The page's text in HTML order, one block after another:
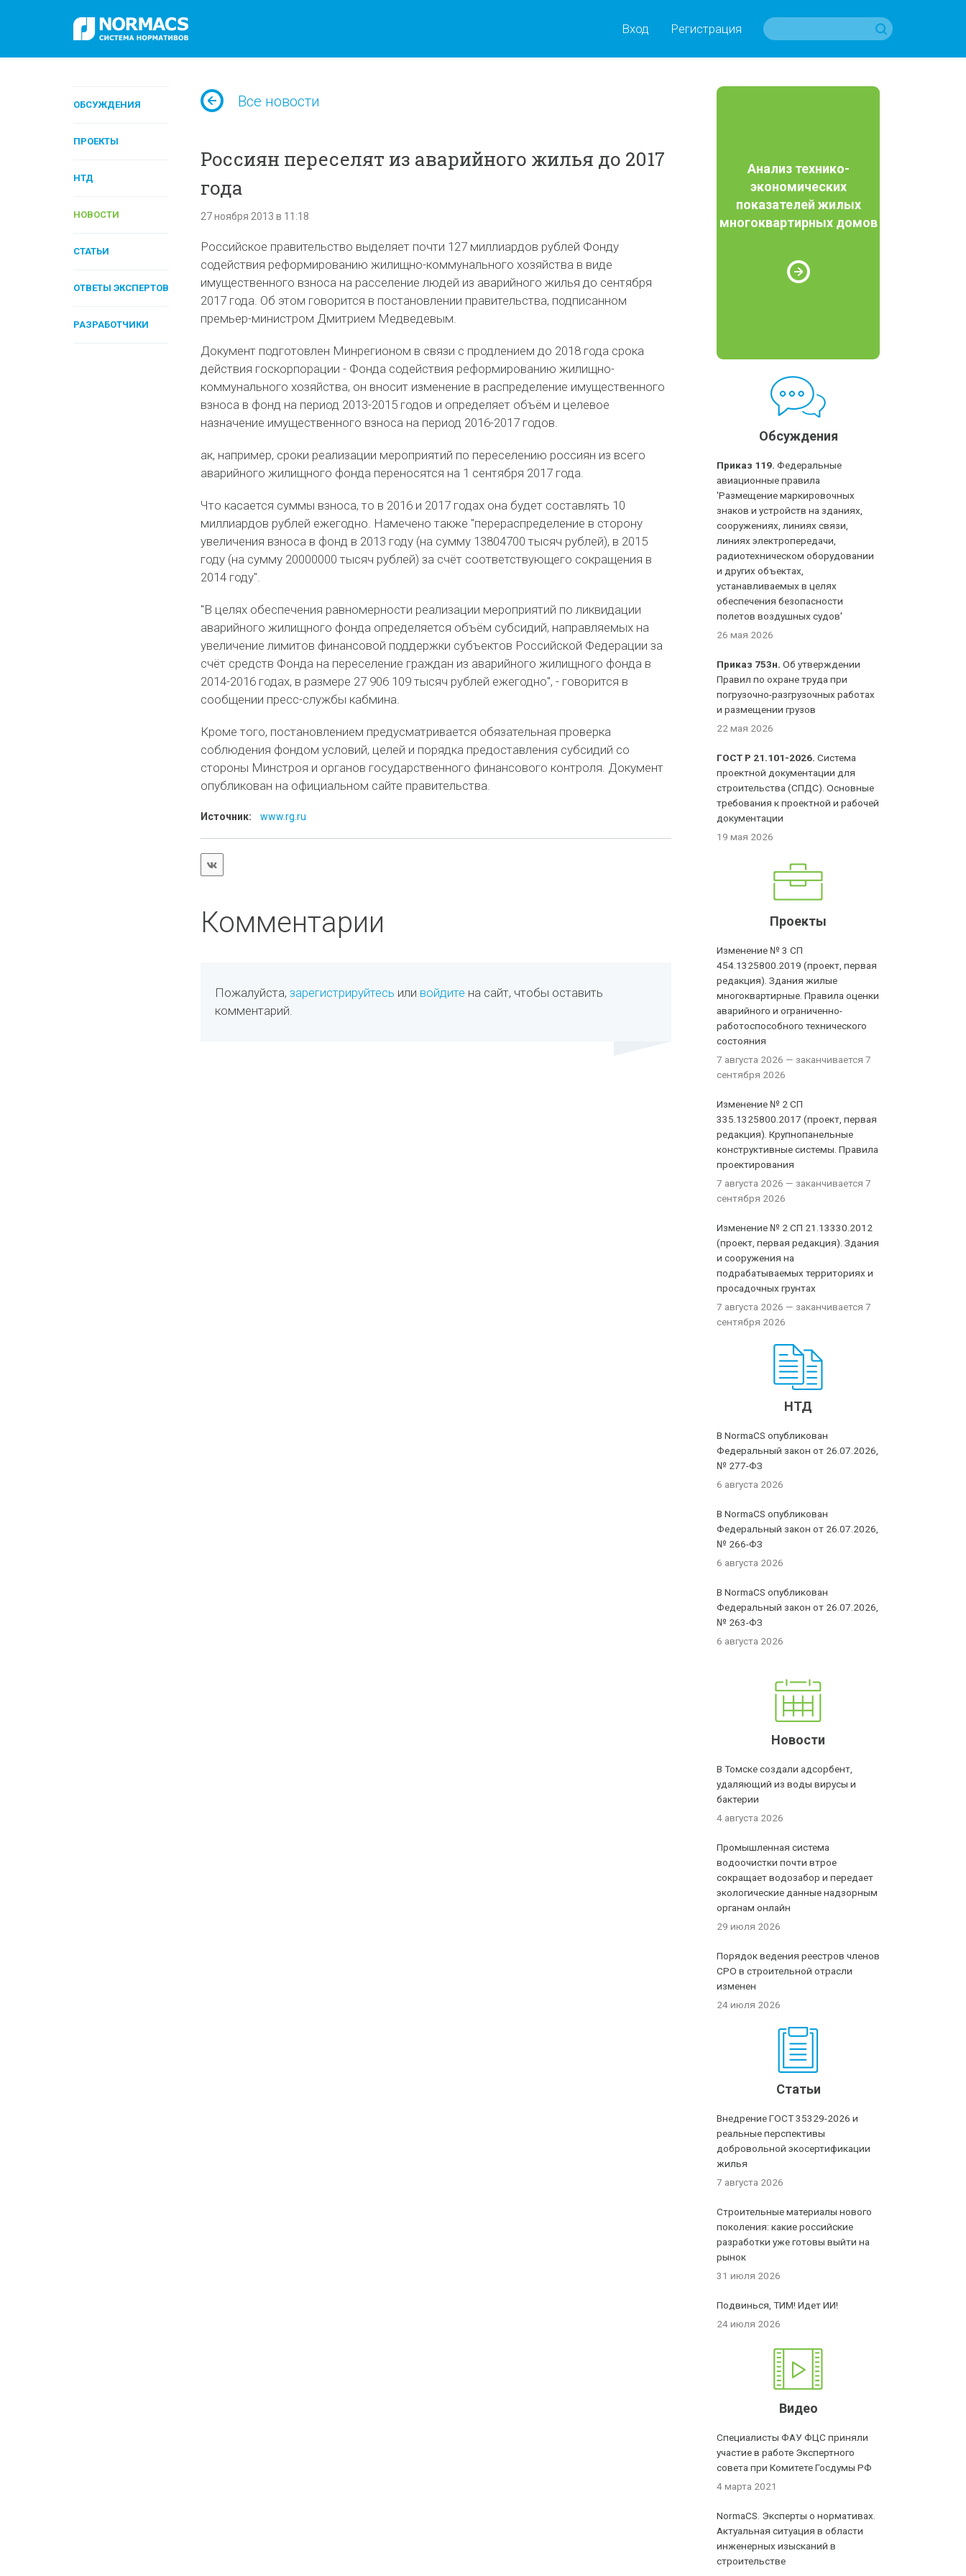
Вход Регистрация
ОБСУЖДЕНИЯ
ПРОЕКТЫ
НТД
НОВОСТИ
СТАТЬИ
ОТВЕТЫ ЭКСПЕРТОВ
РАЗРАБОТЧИКИ
Все новости
Россиян переселят из аварийного жилья до 2017
года
27 ноября 2013 в 11:18
Российское правительство выделяет почти 127 миллиардов рублей Фонду
содействия реформированию жилищно-коммунального хозяйства в виде
имущественного взноса на расселение людей из аварийного жилья до сентября
2017 года. Об этом говорится в постановлении правительства, подписанном
премьер-министром Дмитрием Медведевым.
Документ подготовлен Минрегионом в связи с продлением до 2018 года срока
действия госкорпорации - Фонда содействия реформированию жилищно-
коммунального хозяйства, он вносит изменение в распределение имущественного
взноса в фонд на период 2013-2015 годов и определяет объём и целевое
назначение имущественного взноса на период 2016-2017 годов.
ак, например, сроки реализации мероприятий по переселению россиян из всего
аварийного жилищного фонда переносятся на 1 сентября 2017 года.
Что касается суммы взноса, то в 2016 и 2017 годах она будет составлять 10
миллиардов рублей ежегодно. Намечено также "перераспределение в сторону
увеличения взноса в фонд в 2013 году (на сумму 13804700 тысяч рублей), в 2015
году (на сумму 20000000 тысяч рублей) за счёт соответствующего сокращения в
2014 году".
"В целях обеспечения равномерности реализации мероприятий по ликвидации
аварийного жилищного фонда определяется объём субсидий, направляемых на
увеличение лимитов финансовой поддержки субъектов Российской Федерации за
счёт средств Фонда на переселение граждан из аварийного жилищного фонда в
2014-2016 годах, в размере 27 906 109 тысяч рублей ежегодно", - говорится в
сообщении пресс-службы кабмина.
Кроме того, постановлением предусматривается обязательная проверка
соблюдения фондом условий, целей и порядка предоставления субсидий со
стороны Минстроя и органов государственного финансового контроля. Документ
опубликован на официальном сайте правительства.
Источник: www.rg.ru
Комментарии
Пожалуйста, зарегистрируйтесь или войдите на сайт, чтобы оставить
комментарий.
Анализ технико-
экономических
показателей жилых
многоквартирных домов
Обсуждения
Приказ 119. Федеральные
авиационные правила
'Размещение маркировочных
знаков и устройств на зданиях,
сооружениях, линиях связи,
линиях электропередачи,
радиотехническом оборудовании
и других объектах,
устанавливаемых в целях
обеспечения безопасности
полетов воздушных судов'
26 мая 2026
Приказ 753н. Об утверждении
Правил по охране труда при
погрузочно-разгрузочных работах
и размещении грузов
22 мая 2026
ГОСТ Р 21.101-2026. Система
проектной документации для
строительства (СПДС). Основные
требования к проектной и рабочей
документации
19 мая 2026
Проекты
Изменение № 3 СП
454.1325800.2019 (проект, первая
редакция). Здания жилые
многоквартирные. Правила оценки
аварийного и ограниченно-
работоспособного технического
состояния
7 августа 2026 — заканчивается 7
сентября 2026
Изменение № 2 СП
335.1325800.2017 (проект, первая
редакция). Крупнопанельные
конструктивные системы. Правила
проектирования
7 августа 2026 — заканчивается 7
сентября 2026
Изменение № 2 СП 21.13330.2012
(проект, первая редакция). Здания
и сооружения на
подрабатываемых территориях и
просадочных грунтах
7 августа 2026 — заканчивается 7
сентября 2026
НТД
В NormaCS опубликован
Федеральный закон от 26.07.2026,
№ 277-ФЗ
6 августа 2026
В NormaCS опубликован
Федеральный закон от 26.07.2026,
№ 266-ФЗ
6 августа 2026
В NormaCS опубликован
Федеральный закон от 26.07.2026,
№ 263-ФЗ
6 августа 2026
Новости
В Томске создали адсорбент,
удаляющий из воды вирусы и
бактерии
4 августа 2026
Промышленная система
водоочистки почти втрое
сокращает водозабор и передает
экологические данные надзорным
органам онлайн
29 июля 2026
Порядок ведения реестров членов
СРО в строительной отрасли
изменен
24 июля 2026
Статьи
Внедрение ГОСТ 35329-2026 и
реальные перспективы
добровольной экосертификации
жилья
7 августа 2026
Строительные материалы нового
поколения: какие российские
разработки уже готовы выйти на
рынок
31 июля 2026
Подвинься, ТИМ! Идет ИИ!
24 июля 2026
Видео
Специалисты ФАУ ФЦС приняли
участие в работе Экспертного
совета при Комитете Госдумы РФ
4 марта 2021
NormaCS. Эксперты о нормативах.
Актуальная ситуация в области
инженерных изысканий в
строительстве